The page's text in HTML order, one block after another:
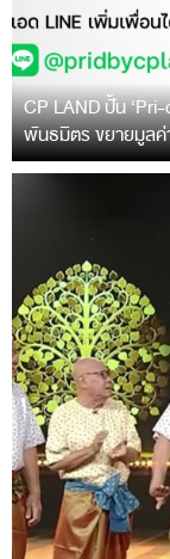
CP LAND ปั้น
พันธมิตร ขยายมูลค่